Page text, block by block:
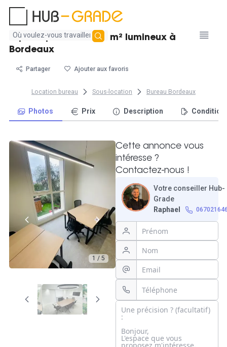
Aucun
résultat
Espace privatif de 28 m² lumineux à
Bordeaux
Partager Ajouter aux favoris
Location bureau Sous-location Bureau Bordeaux
Photos Prix Description
1 / 5
Cette annonce vous
intéresse ?
Contactez-nous !
Votre conseiller Hub-
Grade
Raphael